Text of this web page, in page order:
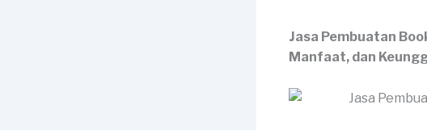
Jasa Pembuatan
Manfaat, dan